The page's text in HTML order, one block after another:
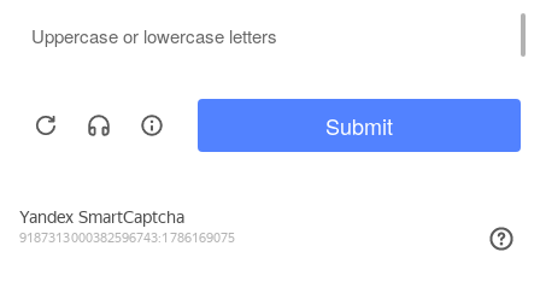
Павлодар, XL PIPE,
Позвонить